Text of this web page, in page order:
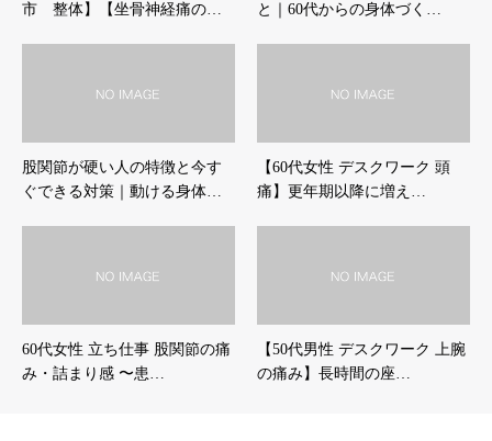
市 整体】【坐骨神経痛の…
と｜60代からの身体づく…
股関節が硬い人の特徴と今す
ぐできる対策｜動ける身体…
【60代女性 デスクワーク 頭
痛】更年期以降に増え…
60代女性 立ち仕事 股関節の痛
み・詰まり感 〜患…
【50代男性 デスクワーク 上腕
の痛み】長時間の座…